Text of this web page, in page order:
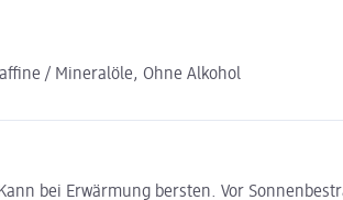
/ Mineralöle, Ohne Alkohol
bei Erwärmung bersten. Vor